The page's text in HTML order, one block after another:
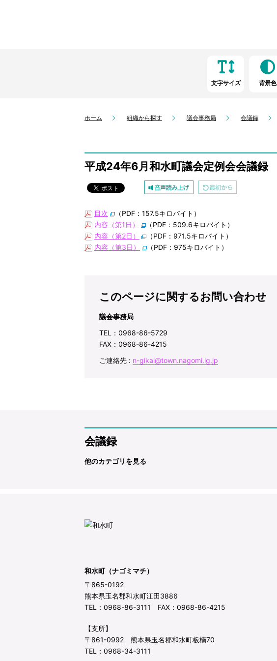
文字サイズ 背景色
ホーム 組織から探す 議会事務局 会議録
平成24年6月和水町議会定例会会議録
目次
（PDF：157.5キロバイト）
内容（第1日）
（PDF：509.6キロバイト）
内容（第2日）
（PDF：971.5キロバイト）
内容（第3日）
（PDF：975キロバイト）
このページに関するお問い合わせ
議会事務局
TEL：0968-86-5729
FAX：0968-86-4215
ご連絡先 : n-gikai@town.nagomi.lg.jp
会議録
他のカテゴリを見る
和水町（ナゴミマチ）
〒865-0192
熊本県玉名郡和水町江田3886
TEL：0968-86-3111 FAX：0968-86-4215
【支所】
〒861-0992 熊本県玉名郡和水町板楠70
TEL：0968-34-3111